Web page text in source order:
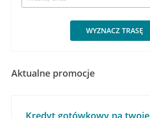
WYZNACZ TRASĘ
Aktualne promocje
Kredyt gotówkowy na twoje